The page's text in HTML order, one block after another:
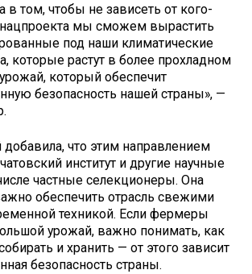
в том, чтобы не зависеть от кого-
мы сможем вырастить
под наши климатические
которые растут в более прохладном
который обеспечит
безопасность нашей страны», —
добавила, что этим направлением
институт и другие научные
частные селекционеры. Она
обеспечить отрасль свежими
техникой. Если фермеры
урожай, важно понимать, как
и хранить — от этого зависит
безопасность страны.